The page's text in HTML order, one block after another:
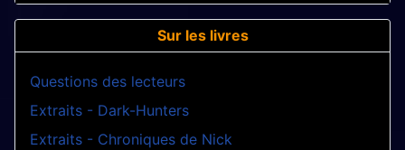
Sur les livres
Questions des lecteurs
Extraits - Dark-Hunters
Extraits - Chroniques de Nick